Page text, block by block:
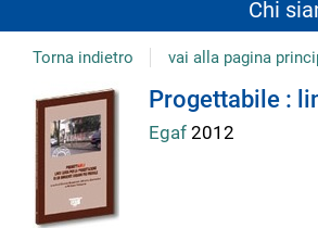
Chi
Torna indietro vai alla pagina
Dettaglio
del
Progettabile :
Egaf 2012